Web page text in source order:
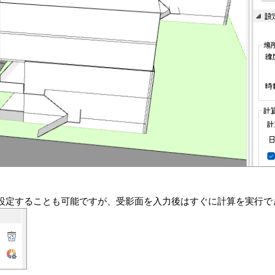
することも可能ですが、受影面を入力後はすぐに計算を実行で